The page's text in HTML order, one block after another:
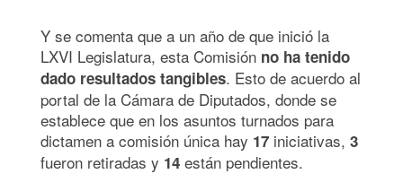
Y se comenta que a un año de que inició la
LXVI Legislatura, esta Comisión no ha tenido
dado resultados tangibles. Esto de acuerdo al
portal de la Cámara de Diputados, donde se
establece que en los asuntos turnados para
dictamen a comisión única hay 17 iniciativas, 3
fueron retiradas y 14 están pendientes.